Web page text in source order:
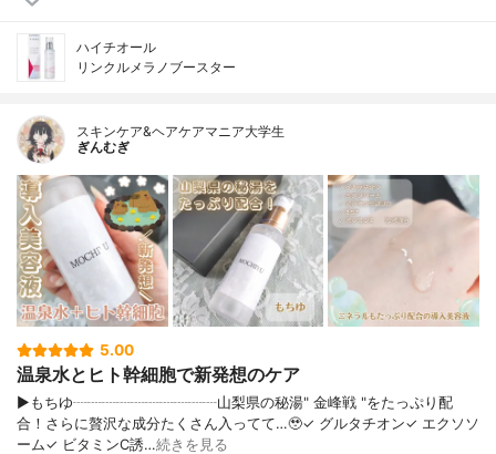
ハイチオール
リンクルメラノブースター
スキンケア&ヘアケアマニア大学生
ぎんむぎ
5.00
温泉水とヒト幹細胞で新発想のケア
▶もちゆ┈┈┈┈┈┈┈┈┈┈山梨県の秘湯" 金峰戦 "をたっぷり配
合！さらに贅沢な成分たくさん入ってて…🥹✓ グルタチオン✓ エクソソ
ーム✓ ビタミンC誘…続きを見る